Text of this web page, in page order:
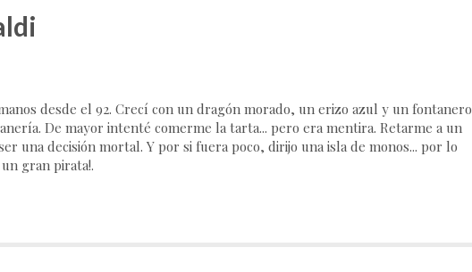
desde el 92. Crecí con un dragón morado, un erizo azul y un fontanero
De mayor intenté comerme la tarta... pero era mentira. Retarme a un
una decisión mortal. Y por si fuera poco, dirijo una isla de monos... por lo
gran pirata!.